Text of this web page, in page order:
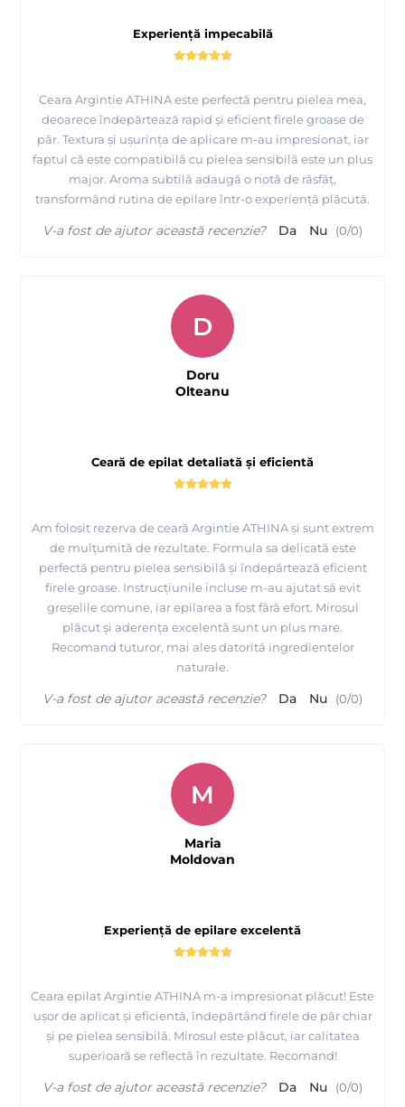
2. Tragerea benzii perpendicular cu pielea poate produce
aparitia de hematomi.
afectarea stratului superior al pielii.
Contraindicatii:
Boli acute si cronice ale pielii la locul epilarii. Varice.
Experiență impecabilă
Ceara Argintie ATHINA este perfectă pentru pielea mea,
deoarece îndepărtează rapid și eficient firele groase de
păr. Textura și ușurința de aplicare m-au impresionat, iar
faptul că este compatibilă cu pielea sensibilă este un plus
major. Aroma subtilă adaugă o notă de răsfăț,
transformând rutina de epilare într-o experiență plăcută.
V-a fost de ajutor această recenzie? Da Nu (0/0)
Ceară de epilat detaliată și eficientă
Am folosit rezerva de ceară Argintie ATHINA și sunt extrem
de mulțumită de rezultate. Formula sa delicată este
perfectă pentru pielea sensibilă și îndepărtează eficient
firele groase. Instrucțiunile incluse m-au ajutat să evit
greșelile comune, iar epilarea a fost fără efort. Mirosul
plăcut și aderența excelentă sunt un plus mare.
Recomand tuturor, mai ales datorită ingredientelor
naturale.
D
Doru
Olteanu
V-a fost de ajutor această recenzie? Da Nu (0/0)
Experiență de epilare excelentă
Ceara epilat Argintie ATHINA m-a impresionat plăcut! Este
ușor de aplicat și eficientă, îndepărtând firele de păr chiar
și pe pielea sensibilă. Mirosul este plăcut, iar calitatea
superioară se reflectă în rezultate. Recomand!
M
Maria
Moldovan
V-a fost de ajutor această recenzie? Da Nu (0/0)